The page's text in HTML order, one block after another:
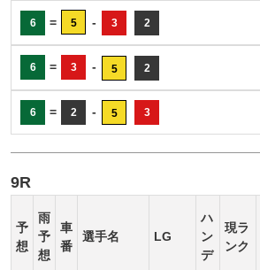
6 = 5 - 3 2
6 = 3 - 5 2
6 = 2 - 5 3
9R
予
想
雨
予
想
車
番
選手名 LG
ハ
ン
デ
現ラ
ンク